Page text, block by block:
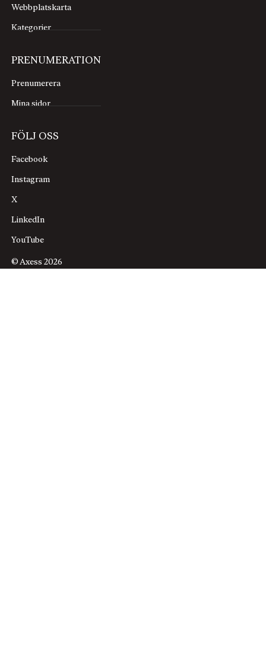
Webbplatskarta
Kategorier
PRENUMERATION
Prenumerera
Mina sidor
FÖLJ OSS
Facebook
Instagram
X
LinkedIn
YouTube
© Axess 2026